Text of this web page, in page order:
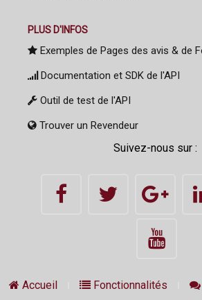
PLUS D'INFOS
Exemples de Pages des avis & de
Documentation et SDK de l'API
Outil de test de l'API
Trouver un Revendeur
Suivez-nous sur :
Accueil Fonctionnalités